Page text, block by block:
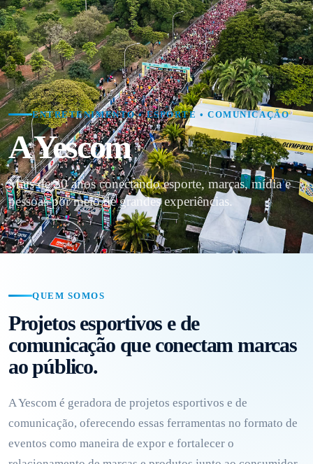
ENTRETENIMENTO • ESPORTE • COMUNICAÇÃO
A Yescom
Mais de 30 anos conectando esporte, marcas, mídia e
pessoas por meio de grandes experiências.
QUEM SOMOS
Projetos esportivos e de
comunicação que conectam marcas
ao público.
A Yescom é geradora de projetos esportivos e de
comunicação, oferecendo essas ferramentas no formato de
eventos como maneira de expor e fortalecer o